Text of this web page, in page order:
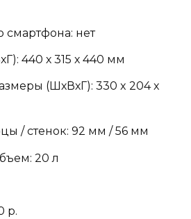
смартфона: нет
440 х 315 х 440 мм
(ШхВхГ): 330 x 204 x
/ стенок: 92 мм / 56 мм
20 л
р.